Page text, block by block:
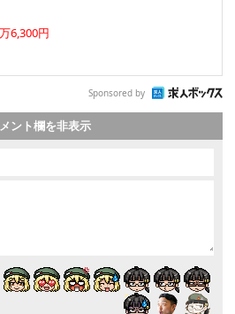
6,300円
Sponsored by
ント欄を非表示